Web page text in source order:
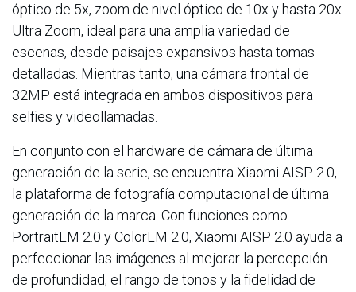
óptico de 5x, zoom de nivel óptico de 10x y hasta 20x
Ultra Zoom, ideal para una amplia variedad de
escenas, desde paisajes expansivos hasta tomas
detalladas. Mientras tanto, una cámara frontal de
32MP está integrada en ambos dispositivos para
selfies y videollamadas.
En conjunto con el hardware de cámara de última
generación de la serie, se encuentra Xiaomi AISP 2.0,
la plataforma de fotografía computacional de última
generación de la marca. Con funciones como
PortraitLM 2.0 y ColorLM 2.0, Xiaomi AISP 2.0 ayuda a
perfeccionar las imágenes al mejorar la percepción
de profundidad, el rango de tonos y la fidelidad de